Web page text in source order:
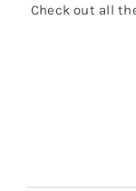
Check out all